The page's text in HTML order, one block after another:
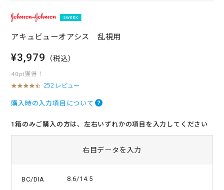
アキュビューオアシス 乱視用
¥3,979 （税込）
40pt獲得！
4
6
t
a
r
n
252 レビュー
購入時の入力項目について
1箱のみご購入の方は、左右いずれかの項目を入力してください
右目データを入力
BC/DIA 8.6/14.5